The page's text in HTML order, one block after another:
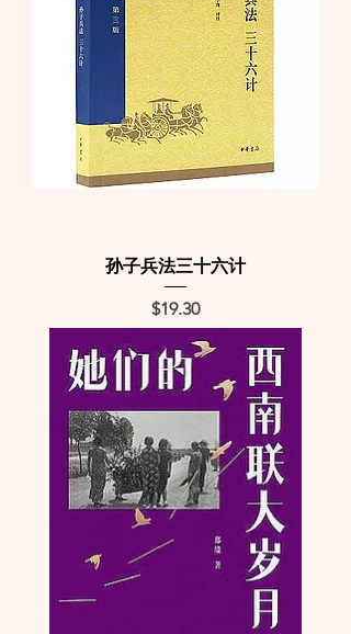
孙子兵法三十六计
Price
$19.30